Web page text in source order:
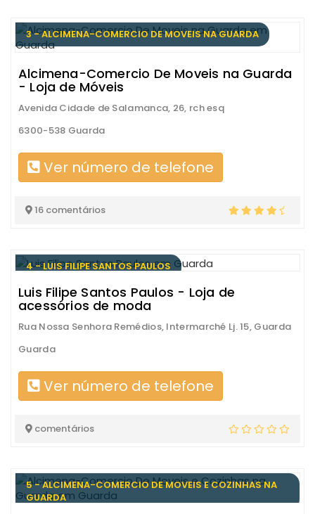
3 - ALCIMENA-COMERCIO DE MOVEIS NA GUARDA
Alcimena-Comercio De Moveis na Guarda
- Loja de Móveis
Avenida Cidade de Salamanca, 26, rch esq
6300-538 Guarda
Ver número de telefone
16 comentários
4 - LUIS FILIPE SANTOS PAULOS
Luis Filipe Santos Paulos - Loja de
acessórios de moda
Rua Nossa Senhora Remédios, Intermarché Lj. 15, Guarda
Guarda
Ver número de telefone
comentários
5 - ALCIMENA-COMERCIO DE MOVEIS E COZINHAS NA
GUARDA